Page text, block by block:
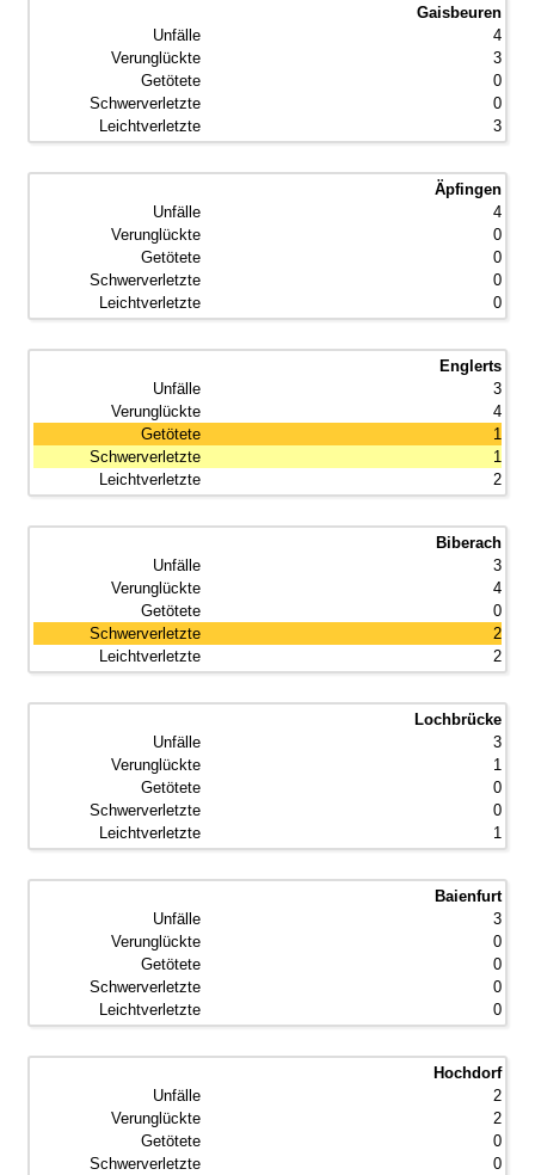
Gaisbeuren
4
3
0
0
3
Äpfingen
4
0
0
0
0
Englerts
3
4
1
1
2
Biberach
3
4
0
2
2
Lochbrücke
3
1
0
0
1
Baienfurt
3
0
0
0
0
Hochdorf
2
2
0
0